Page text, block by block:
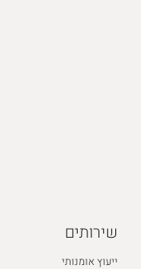
שירותים
ייעוץ אומנותי